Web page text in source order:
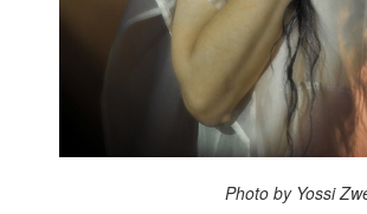
Photo by Yossi